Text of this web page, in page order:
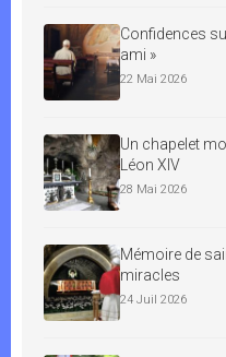
Confidences
ami »
22 Mai 2026
Un chapelet
Léon XIV
28 Mai 2026
Mémoire de
miracles
24 Juil 2026